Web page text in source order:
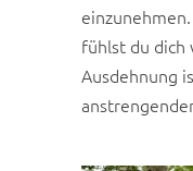
fühlst du dich
Ausdehnung